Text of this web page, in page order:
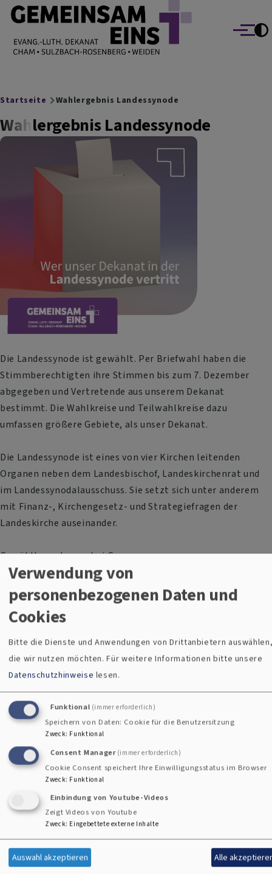
Direkt zum Inhalt
EVANG.-LUTH. DEKANAT GEMEINSAM EINS
Cham Sulzbach-Rosenberg Weiden
Menü
Breadcrumb
Startseite Wahlergebnis Landessynode
Wahlergebnis Landessynode
Die Landessynode ist gewählt. Per Briefwahl haben die
Stimmberechtigten ihre Stimmen bis zum 7. Dezember
abgegeben und Vertretende aus unserem Dekanat
bestimmt. Die Wahlkreise und Teilwahlkreise dazu
umfassen größere Gebiete, als unser Dekanat.
Die Landessynode ist eines von vier Kirchen leitenden
Organen neben dem Landesbischof, Landeskirchenrat und
im Landessynodalausschuss. Sie setzt sich unter anderem
mit Finanz-, Kirchengesetz- und Strategiefragen der
Landeskirche auseinander.
Gewählt wurde aus drei Gruppen:
Dekanaten/Dekane: Dekanin Ulrike Dittmar
Ordinierte: Pfarrer Stefan Fischer
Nichtordinierte: Diakon Jürgen Weich, Susanne Kropf
(Vorläufiges Wahlergebnis)
Herzlichen Glückwunsch und guten Geist und Segen. Danke
Wahl gestellt haben. Schön, dass es in unserem Dekanat
viele Menschen gibt, die bereit sind, Verantwortung zu
übernehmen und sich einbringen wollen.
Verwendung von
personenbezogenen Daten und
Cookies
Bitte die Dienste und Anwendungen von Drittanbietern
die wir nutzen möchten.Für weitere Informationen bitte unsere
Datenschutzhinweise lesen.
Funktional (immer erforderlich)
Speichern von Daten: Cookie für die Benutzersitzung
Zweck: Funktional
Consent Manager (immer erforderlich)
Cookie Consent speichert Ihre Einwilligungsstatus im Browser
Zweck: Funktional
Einbindung von Youtube-Videos
Zeigt Videos von Youtube
Zweck: Eingebettete externe Inhalte
Auswahl akzeptieren Alle